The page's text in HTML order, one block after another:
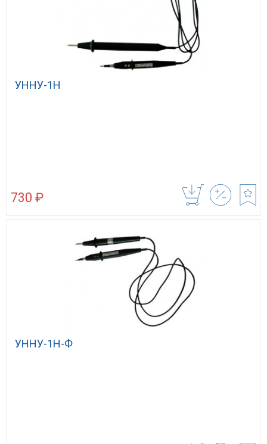
УННУ-1Н
730 ₽
УННУ-1Н-Ф